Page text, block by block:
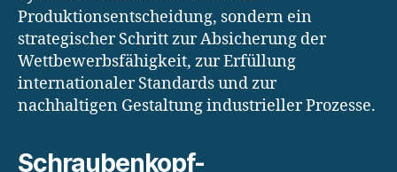
Produktionsentscheidung, sondern ein
strategischer Schritt zur Absicherung der
Wettbewerbsfähigkeit, zur Erfüllung
internationaler Standards und zur
nachhaltigen Gestaltung industrieller Prozesse.
Schraubenkopf-